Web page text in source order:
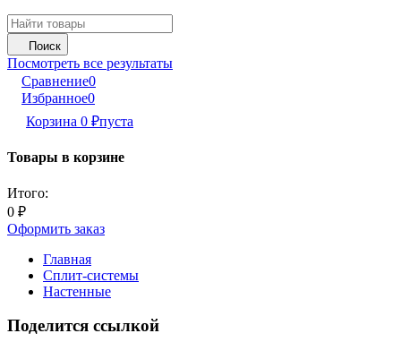
Поиск
Посмотреть все результаты
Сравнение0
Избранное0
Корзина 0 ₽пуста
Товары в корзине
Итого:
0 ₽
Оформить заказ
Главная
Сплит-системы
Настенные
Поделится ссылкой